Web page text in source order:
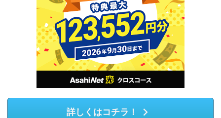
詳しくはコチラ！